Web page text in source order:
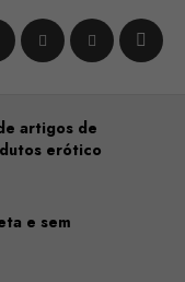
artigos de
erótico
e sem